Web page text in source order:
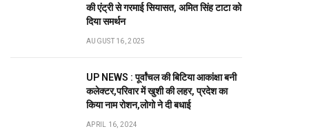
की एंट्री से गरमाई सियासत, अमित सिंह टाटा को
दिया समर्थन
AUGUST 16, 2025
UP NEWS : पूर्वांचल की बिटिया आकांक्षा बनी
कलेक्टर,परिवार में खुशी की लहर, प्रदेश का
किया नाम रोशन,लोगो ने दी बधाई
APRIL 16, 2024